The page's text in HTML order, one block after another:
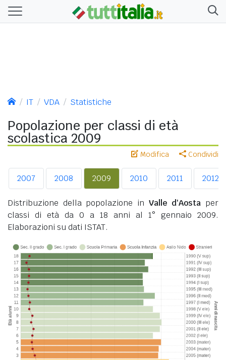
IT VDA Statistiche
Popolazione per classi di età
scolastica 2009
Modifica Condividi
2007 2008 2009 2010 2011 2012
Distribuzione della popolazione in Valle d'Aosta per
classi di età da 0 a 18 anni al 1° gennaio 2009.
Elaborazioni su dati ISTAT.